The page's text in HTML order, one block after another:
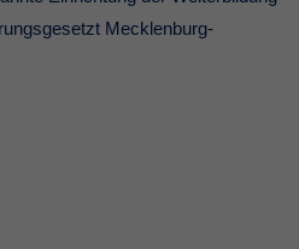
Mecklenburg-